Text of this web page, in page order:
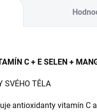
C + E SELEN +
SVÉHO TĚLA
antioxidanty vitamín C